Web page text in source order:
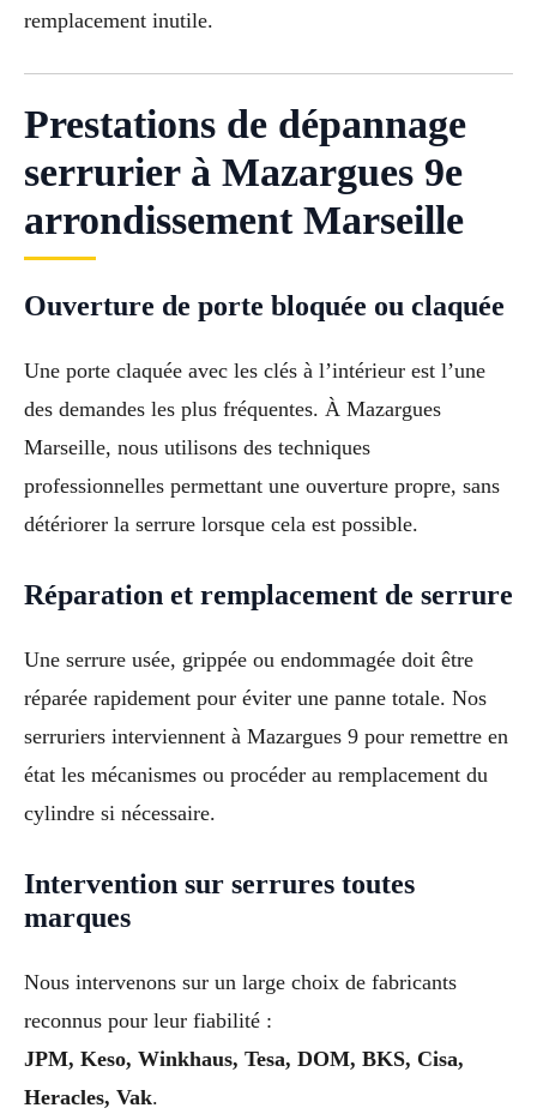
remplacement inutile.
Prestations de dépannage
serrurier à Mazargues 9e
arrondissement Marseille
Ouverture de porte bloquée ou claquée
Une porte claquée avec les clés à l’intérieur est l’une
des demandes les plus fréquentes. À Mazargues
Marseille, nous utilisons des techniques
professionnelles permettant une ouverture propre, sans
détériorer la serrure lorsque cela est possible.
Réparation et remplacement de serrure
Une serrure usée, grippée ou endommagée doit être
réparée rapidement pour éviter une panne totale. Nos
serruriers interviennent à Mazargues 9 pour remettre en
état les mécanismes ou procéder au remplacement du
cylindre si nécessaire.
Intervention sur serrures toutes
marques
Nous intervenons sur un large choix de fabricants
reconnus pour leur fiabilité :
JPM, Keso, Winkhaus, Tesa, DOM, BKS, Cisa,
Heracles, Vak.